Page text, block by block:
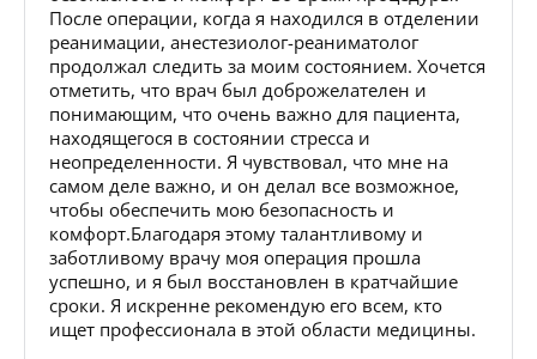
После операции, когда я находился в отделении
реанимации, анестезиолог-реаниматолог
продолжал следить за моим состоянием. Хочется
отметить, что врач был доброжелателен и
понимающим, что очень важно для пациента,
находящегося в состоянии стресса и
неопределенности. Я чувствовал, что мне на
самом деле важно, и он делал все возможное,
чтобы обеспечить мою безопасность и
комфорт.Благодаря этому талантливому и
заботливому врачу моя операция прошла
успешно, и я был восстановлен в кратчайшие
сроки. Я искренне рекомендую его всем, кто
ищет профессионала в этой области медицины.